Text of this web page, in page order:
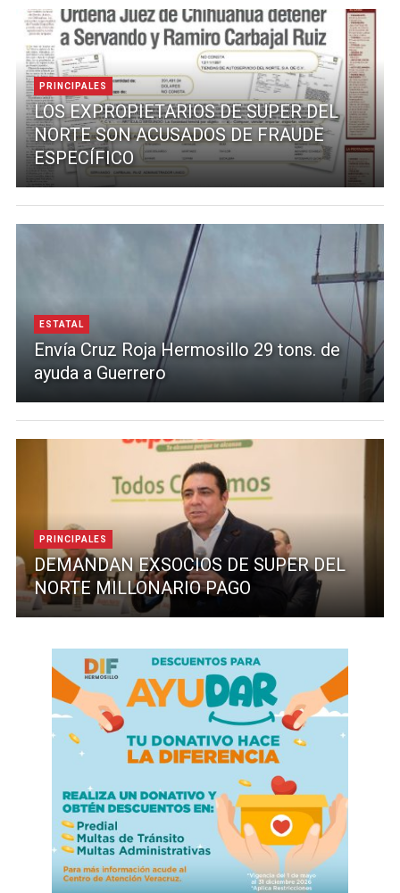
PRINCIPALES
LOS EXPROPIETARIOS DE SUPER DEL
NORTE SON ACUSADOS DE FRAUDE
ESPECÍFICO
ESTATAL
Envía Cruz Roja Hermosillo 29 tons. de
ayuda a Guerrero
PRINCIPALES
DEMANDAN EXSOCIOS DE SUPER DEL
NORTE MILLONARIO PAGO